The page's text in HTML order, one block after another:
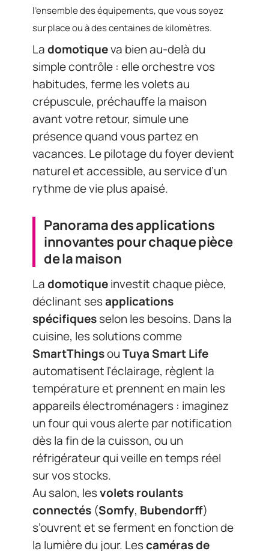
l’ensemble des équipements, que vous soyez
sur place ou à des centaines de kilomètres.
Ladomotiqueva bien au-delà du
simple contrôle : elle orchestre vos
habitudes, ferme les volets au
crépuscule, préchauffe la maison
avant votre retour, simule une
présence quand vous partez en
vacances. Le pilotage du foyer devient
naturel et accessible, au service d’un
rythme de vie plus apaisé.
Panorama des applications
innovantes pour chaque pièce
de la maison
Ladomotiqueinvestit chaque pièce,
déclinant sesapplications
spécifiquesselon les besoins. Dans la
cuisine, les solutions comme
SmartThingsouTuya Smart Life
automatisent l’éclairage, règlent la
température et prennent en main les
appareils électroménagers : imaginez
un four qui vous alerte par notification
dès la fin de la cuisson, ou un
réfrigérateur qui veille en temps réel
sur vos stocks.
Au salon, lesvolets roulants
connectés (Somfy, Bubendorff)
s’ouvrent et se ferment en fonction de
la lumière du jour. Lescaméras de